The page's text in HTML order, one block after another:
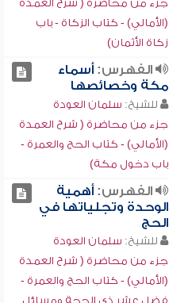
جزء من محاضرة ( شرح العمدة
(الأمالي) - كتاب الزكاة - باب
زكاة الأثمان)
الفهرس:أسماء
مكة وخصائصها
للشيخ: سلمان العودة
جزء من محاضرة ( شرح العمدة
(الأمالي) - كتاب الحج والعمرة -
باب دخول مكة)
الفهرس:أهمية
الوحدة وتجلياتها في
الحج
للشيخ: سلمان العودة
جزء من محاضرة ( شرح العمدة
(الأمالي) - كتاب الحج والعمرة -
فضل عشر ذي الحجة ومسائل